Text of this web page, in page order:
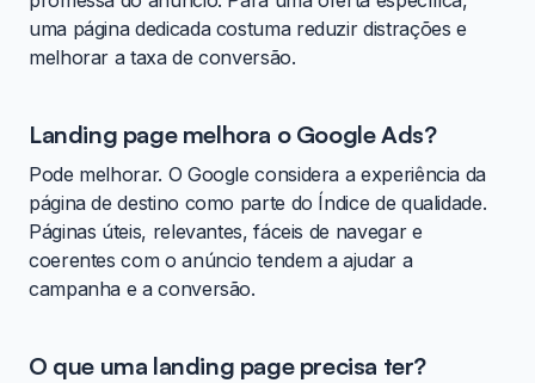
uma página dedicada costuma reduzir distrações e
melhorar a taxa de conversão.
Landing page melhora o Google Ads?
Pode melhorar. O Google considera a experiência da
página de destino como parte do Índice de qualidade.
Páginas úteis, relevantes, fáceis de navegar e
coerentes com o anúncio tendem a ajudar a
campanha e a conversão.
O que uma landing page precisa ter?